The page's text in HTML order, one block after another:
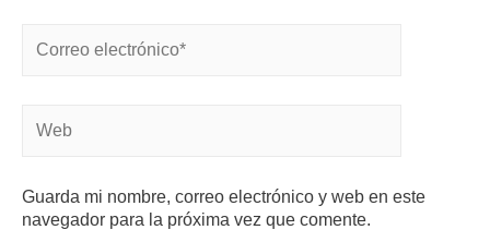
Guarda mi nombre, correo electrónico y web en este
navegador para la próxima vez que comente.